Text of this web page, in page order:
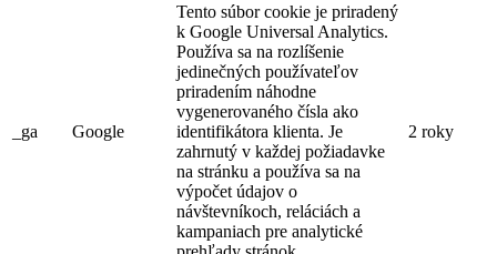
_ga Google
Tento súbor cookie je priradený
k Google Universal Analytics.
Používa sa na rozlíšenie
jedinečných používateľov
priradením náhodne
vygenerovaného čísla ako
identifikátora klienta. Je
zahrnutý v každej požiadavke
na stránku a používa sa na
výpočet údajov o
návštevníkoch, reláciách a
kampaniach pre analytické
2 roky